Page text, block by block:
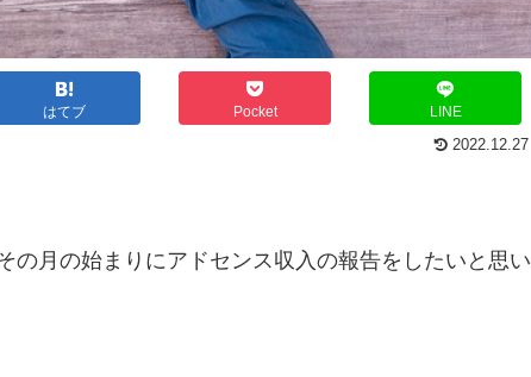
はてブ Pocket LINE
2022.12.27
の月の始まりにアドセンス収入の報告をしたいと思い